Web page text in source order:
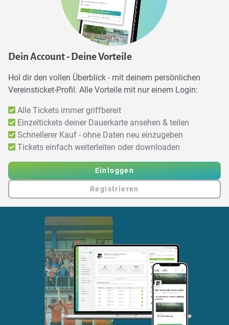
Dein Account - Deine Vorteile
Hol dir den vollen Überblick - mit deinem persönlichen
Vereinsticket-Profil. Alle Vorteile mit nur einem Login:
Alle Tickets immer griffbereit
Einzeltickets deiner Dauerkarte ansehen & teilen
Schnellerer Kauf - ohne Daten neu einzugeben
Tickets einfach weiterleiten oder downloaden
Einloggen
Registrieren